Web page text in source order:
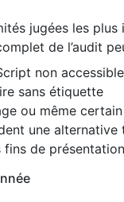
jugées les
de l’audit
non
sans étiquette
ou même
une alternative
fins de